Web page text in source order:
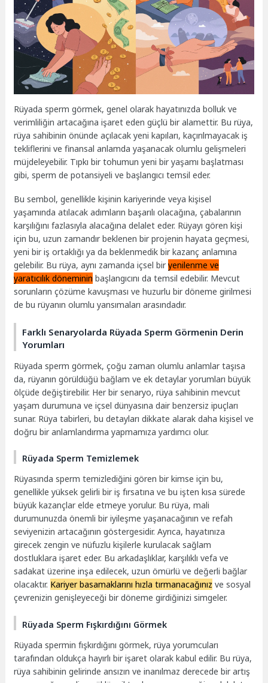
Rüyada sperm görmek, genel olarak hayatınızda bolluk ve
verimliliğin artacağına işaret eden güçlü bir alamettir. Bu rüya,
rüya sahibinin önünde açılacak yeni kapıları, kaçırılmayacak iş
tekliflerini ve finansal anlamda yaşanacak olumlu gelişmeleri
müjdeleyebilir. Tıpkı bir tohumun yeni bir yaşamı başlatması
gibi, sperm de potansiyeli ve başlangıcı temsil eder.
Bu sembol, genellikle kişinin kariyerinde veya kişisel
yaşamında atılacak adımların başarılı olacağına, çabalarının
karşılığını fazlasıyla alacağına delalet eder. Rüyayı gören kişi
için bu, uzun zamandır beklenen bir projenin hayata geçmesi,
yeni bir iş ortaklığı ya da beklenmedik bir kazanç anlamına
gelebilir. Bu rüya, aynı zamanda içsel biryenilenme ve
yaratıcılık döneminin başlangıcını da temsil edebilir. Mevcut
sorunların çözüme kavuşması ve huzurlu bir döneme girilmesi
de bu rüyanın olumlu yansımaları arasındadır.
Farklı Senaryolarda Rüyada Sperm Görmenin Derin
Yorumları
Rüyada sperm görmek, çoğu zaman olumlu anlamlar taşısa
da, rüyanın görüldüğü bağlam ve ek detaylar yorumları büyük
ölçüde değiştirebilir. Her bir senaryo, rüya sahibinin mevcut
yaşam durumuna ve içsel dünyasına dair benzersiz ipuçları
sunar. Rüya tabirleri, bu detayları dikkate alarak daha kişisel ve
doğru bir anlamlandırma yapmamıza yardımcı olur.
Rüyada Sperm Temizlemek
Rüyasında sperm temizlediğini gören bir kimse için bu,
genellikle yüksek gelirli bir iş fırsatına ve bu işten kısa sürede
büyük kazançlar elde etmeye yorulur. Bu rüya, mali
durumunuzda önemli bir iyileşme yaşanacağının ve refah
seviyenizin artacağının göstergesidir. Ayrıca, hayatınıza
girecek zengin ve nüfuzlu kişilerle kurulacak sağlam
dostluklara işaret eder. Bu arkadaşlıklar, karşılıklı vefa ve
sadakat üzerine inşa edilecek, uzun ömürlü ve değerli bağlar
olacaktır. Kariyer basamaklarını hızla tırmanacağınız ve sosyal
çevrenizin genişleyeceği bir döneme girdiğinizi simgeler.
Rüyada Sperm Fışkırdığını Görmek
Rüyada spermin fışkırdığını görmek, rüya yorumcuları
tarafından oldukça hayırlı bir işaret olarak kabul edilir. Bu rüya,
rüya sahibinin gelirinde ansızın ve inanılmaz derecede bir artış